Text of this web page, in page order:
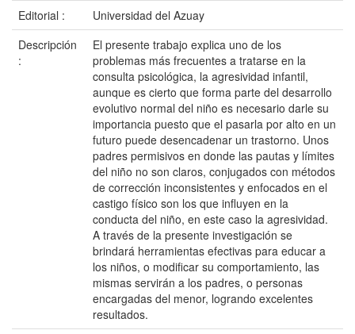
Editorial :
Universidad del Azuay
Descripción
:
El presente trabajo explica uno de los
problemas más frecuentes a tratarse en la
consulta psicológica, la agresividad infantil,
aunque es cierto que forma parte del desarrollo
evolutivo normal del niño es necesario darle su
importancia puesto que el pasarla por alto en un
futuro puede desencadenar un trastorno. Unos
padres permisivos en donde las pautas y límites
del niño no son claros, conjugados con métodos
de corrección inconsistentes y enfocados en el
castigo físico son los que influyen en la
conducta del niño, en este caso la agresividad.
A través de la presente investigación se
brindará herramientas efectivas para educar a
los niños, o modificar su comportamiento, las
mismas servirán a los padres, o personas
encargadas del menor, logrando excelentes
resultados.